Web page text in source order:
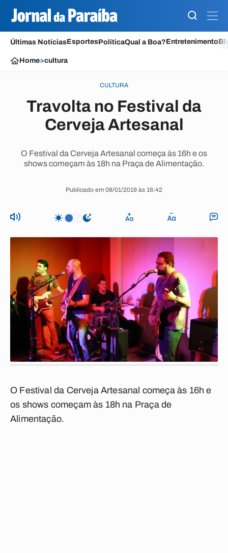
Últimas NotíciasEsportesPolíticaQual a Boa?Entretenimento
Home>cultura
CULTURA
Travolta no Festival da
Cerveja Artesanal
O Festival da Cerveja Artesanal começa às 16h e os
shows começam às 18h na Praça de Alimentação.
Publicado em 08/01/2019 às 16:42
O Festival da Cerveja Artesanal começa às 16h e
os shows começam às 18h na Praça de
Alimentação.